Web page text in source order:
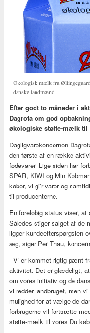
Økologisk mælk fra
danske landmænd.
Efter godt to måneder i
Dagrofa om god
økologiske støtte-mælk til
Dagligvarekoncernen
den første af en række
fødevarer. Lige siden har
SPAR, KIWI og Min
køber, vi gi’r-varer og
til producenterne.
En foreløbig status viser, at
Således stiger salget af de
ligger kundeefterspørgslen
æg, siger Per Thau,
- Vi er kommet rigtig pænt
aktivitet. Det er glædeligt,
om vores initiativ og de
vi redder landbruget, men
mulighed for at vælge de
forbrugerne vil fortsætte
støtte-mælk til vores Du